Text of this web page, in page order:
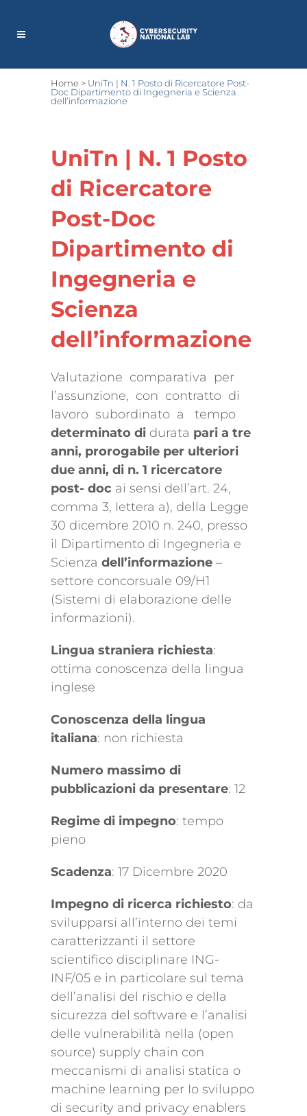
Home > UniTn | N. 1 Posto di Ricercatore Post-
Doc Dipartimento di Ingegneria e Scienza
dell’informazione
UniTn | N. 1 Posto
di Ricercatore
Post-Doc
Dipartimento di
Ingegneria e
Scienza
dell’informazione
Valutazione comparativa per
l’assunzione, con contratto di
lavoro subordinato a tempo
determinato di durata pari a tre
anni, prorogabile per ulteriori
due anni, di n. 1 ricercatore
post- doc ai sensi dell’art. 24,
comma 3, Iettera a), della Legge
30 dicembre 2010 n. 240, presso
il Dipartimento di Ingegneria e
Scienza dell’informazione –
settore concorsuale 09/H1
(Sistemi di elaborazione delle
informazioni).
Lingua straniera richiesta:
ottima conoscenza della lingua
inglese
Conoscenza della lingua
italiana: non richiesta
Numero massimo di
pubblicazioni da presentare: 12
Regime di impegno: tempo
pieno
Scadenza: 17 Dicembre 2020
Impegno di ricerca richiesto: da
svilupparsi all’interno dei temi
caratterizzanti il settore
scientifico disciplinare ING-
INF/05 e in particolare sul tema
dell’analisi del rischio e della
sicurezza del software e l’analisi
delle vulnerabilità nella (open
source) supply chain con
meccanismi di analisi statica o
machine learning per Io sviluppo
di security and privacy enablers